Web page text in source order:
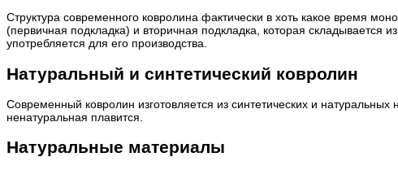
Структура современного ковролина фактически в хоть какое время
(первичная подкладка) и вторичная подкладка, которая складывается
употребляется для его производства.
Натуральный и синтетический ковролин
Современный ковролин изготовляется из синтетических и
ненатуральная плавится.
Натуральные материалы